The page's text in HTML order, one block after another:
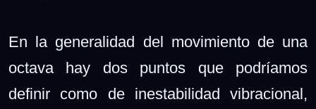
En la generalidad del movimiento de una
octava hay dos puntos que podríamos
definir como de inestabilidad vibracional,